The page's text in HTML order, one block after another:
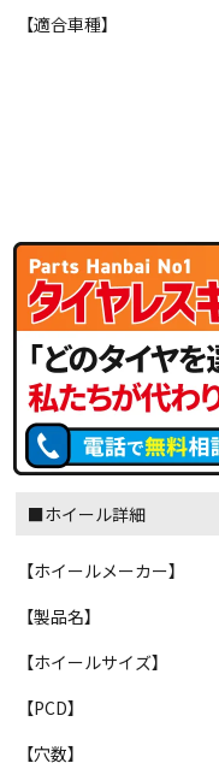
【適合車種】
■ホイール詳細
【ホイールメーカー】
【製品名】
【ホイールサイズ】
【PCD】
【穴数】